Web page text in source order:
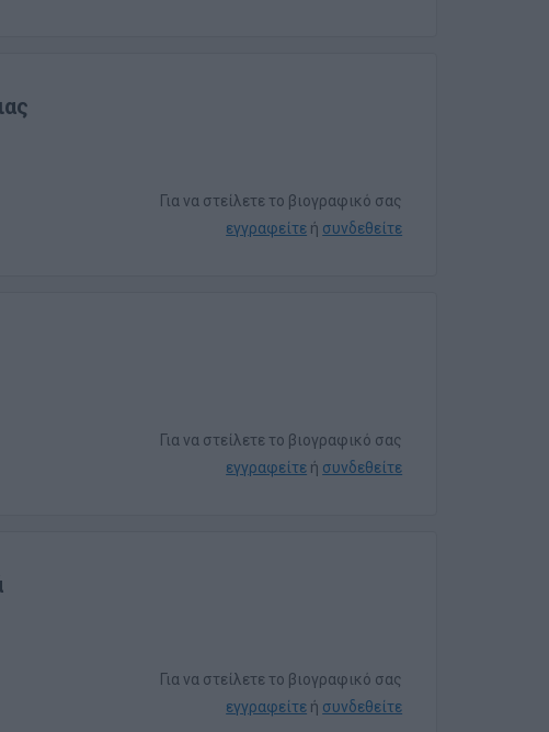
Για να στείλετε το βιογραφικό σας
εγγραφείτε ή συνδεθείτε
Για να στείλετε το βιογραφικό σας
εγγραφείτε ή συνδεθείτε
Για να στείλετε το βιογραφικό σας
εγγραφείτε ή συνδεθείτε